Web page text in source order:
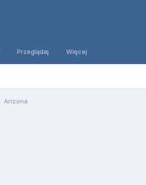
Przeglądaj Więcej
Arizona